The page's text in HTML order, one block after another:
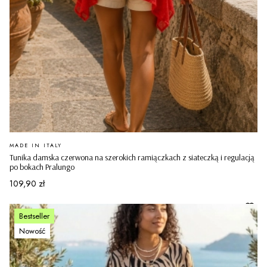
Tunika damska czerwona na szerokich ramiączkach z siateczką i regulacją
po bokach Pralungo
PRODUCENT
MADE IN ITALY
Cena
109,90 zł
Bestseller
Nowość